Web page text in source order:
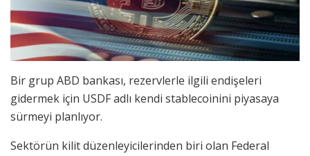
Bir grup ABD bankası, rezervlerle ilgili endişeleri
gidermek için USDF adlı kendi stablecoinini piyasaya
sürmeyi planlıyor.
Sektörün kilit düzenleyicilerinden biri olan Federal